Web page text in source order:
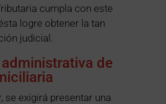
cumpla con este
logre obtener la tan
judicial.
de
se exigirá presentar una